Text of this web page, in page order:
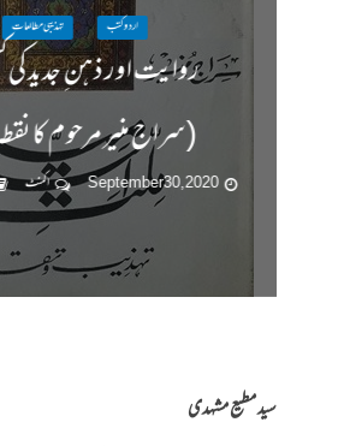
اردو کتب تہذیبی مطالعات
روایت اور ذہن ِ جدید
(سراج منیر مرحوم کا
September 30, 2020 ا کمنٹ
سید مطیع مشہدی